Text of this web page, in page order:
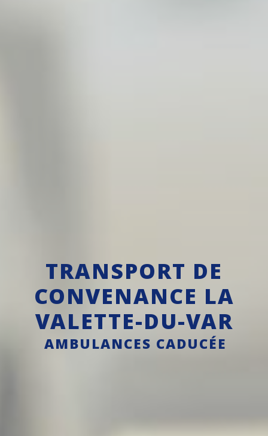
TRANSPORT DE
CONVENANCE LA
VALETTE-DU-VAR
AMBULANCES CADUCÉE